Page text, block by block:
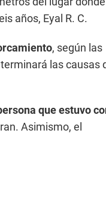
años, Eyal R. C.
, según las
las causas
que estuvo
Asimismo, el